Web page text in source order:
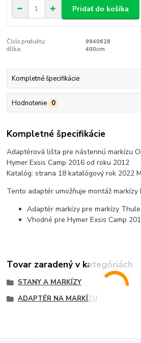
Pridať do košíka
Číslo produktu:
9940628
dĺžka:
400cm
Kompletné špecifikácie
Hodnotenie 0
Kompletné špecifikácie
Adaptérová lišta pre nástennú markízu
Hymer Exsis Camp 2016 od roku 2012
Katalóg: strana 18 katalógový rok 2022
Tento adaptér umožňuje montáž markízy
Adaptér markízy pre markízy
Vhodné pre Hymer Exsis Camp
Tovar zaradený v kategóriách
STANY A MARKÍZY
ADAPTÉR NA MARKÍZU